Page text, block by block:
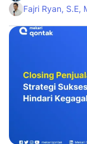
Fajri Ryan, S.E,